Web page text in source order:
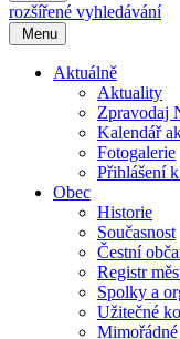
rozšířené vyhledávání
Menu
Aktuálně
Aktuality
Zpravodaj
Kalendář
Fotogalerie
Přihlášení
Obec
Historie
Současnost
Čestní
Registr
Spolky a
Užitečné